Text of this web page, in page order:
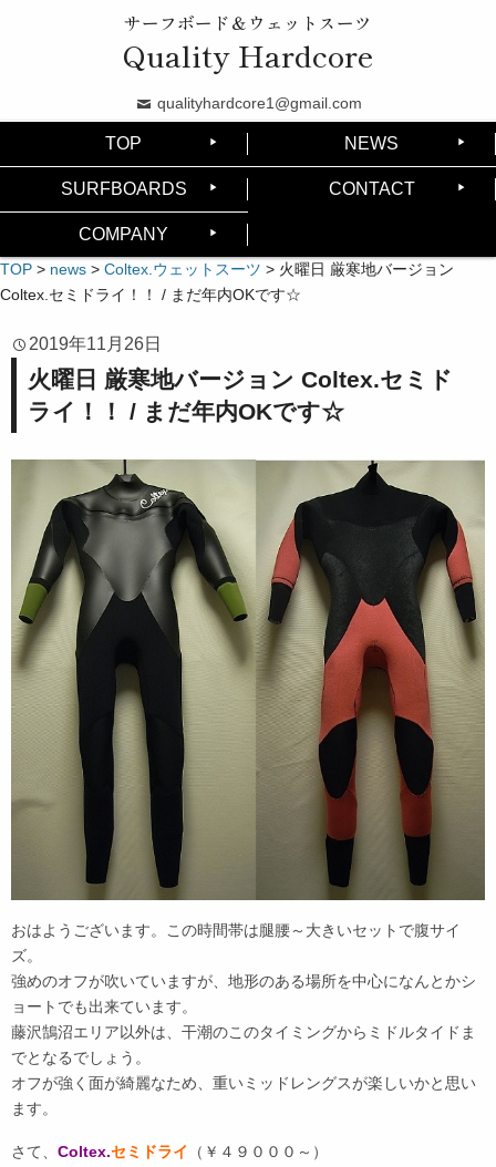
サーフボード＆ウェットスーツ
Quality Hardcore
qualityhardcore1@gmail.com
TOP NEWS
SURFBOARDS CONTACT
COMPANY
TOP > news > Coltex.ウェットスーツ > 火曜日 厳寒地バージョン
Coltex.セミドライ！！ / まだ年内OKです☆
2019年11月26日
火曜日 厳寒地バージョン Coltex.セミド
ライ！！ / まだ年内OKです☆
おはようございます。この時間帯は腿腰～大きいセットで腹サイ
ズ。
強めのオフが吹いていますが、地形のある場所を中心になんとかシ
ョートでも出来ています。
藤沢鵠沼エリア以外は、干潮のこのタイミングからミドルタイドま
でとなるでしょう。
オフが強く面が綺麗なため、重いミッドレングスが楽しいかと思い
ます。
さて、 Coltex.セミドライ （￥４９０００～）